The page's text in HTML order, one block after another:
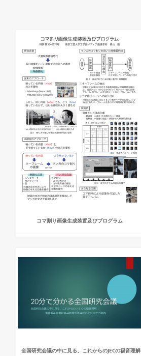
コマ割り画像生成装置及びプログラム
全国研究会議の中に見る、これからのJECの福音理解